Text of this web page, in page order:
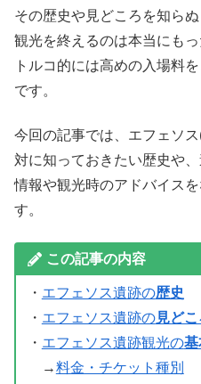
その歴史や見どころを知ら
観光を終えるのは本当にもっ
トルコ的には高めの入場料
です。
今回の記事では、エフェソ
対に知っておきたい歴史や
情報や観光時のアドバイス
す。
この記事の内容
・ エフェソス遺跡の歴史
・ エフェソス遺跡の見どこ
・ エフェソス遺跡観光の基
→料金・チケット種別